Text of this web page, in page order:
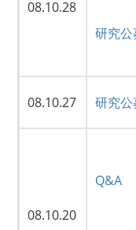
08.10.28
研究公
08.10.27 研究公
08.10.20
Q&A